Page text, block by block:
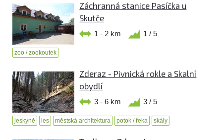
Záchranná stanice Pasíčka u
Skutče
1 - 2 km 1 / 5
zoo / zookoutek
Zderaz - Pivnická rokle a Skalní
obydlí
3 - 6 km 3 / 5
jeskyně les městská architektura potok / řeka skály